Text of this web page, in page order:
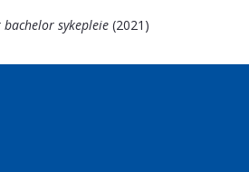
sykepleie (2021)